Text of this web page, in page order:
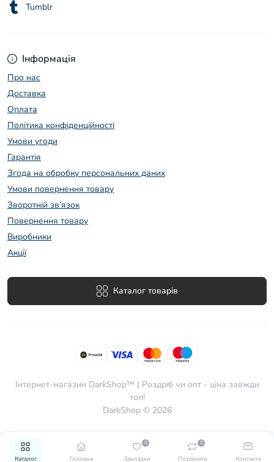
Каталог Головна Закладки
0
Порівняти
0
Контакти
Інформація
Про нас
Доставка
Оплата
Політика конфіденційності
Умови угоди
Гарантія
Згода на обробку персональних даних
Умови повернення товару
Зворотній зв’язок
Повернення товару
Виробники
Акції
Каталог товарів
Tumblr
Інтернет-магазин DarkShop™ | Роздріб чи опт - ціна завжди
топ!
DarkShop © 2026